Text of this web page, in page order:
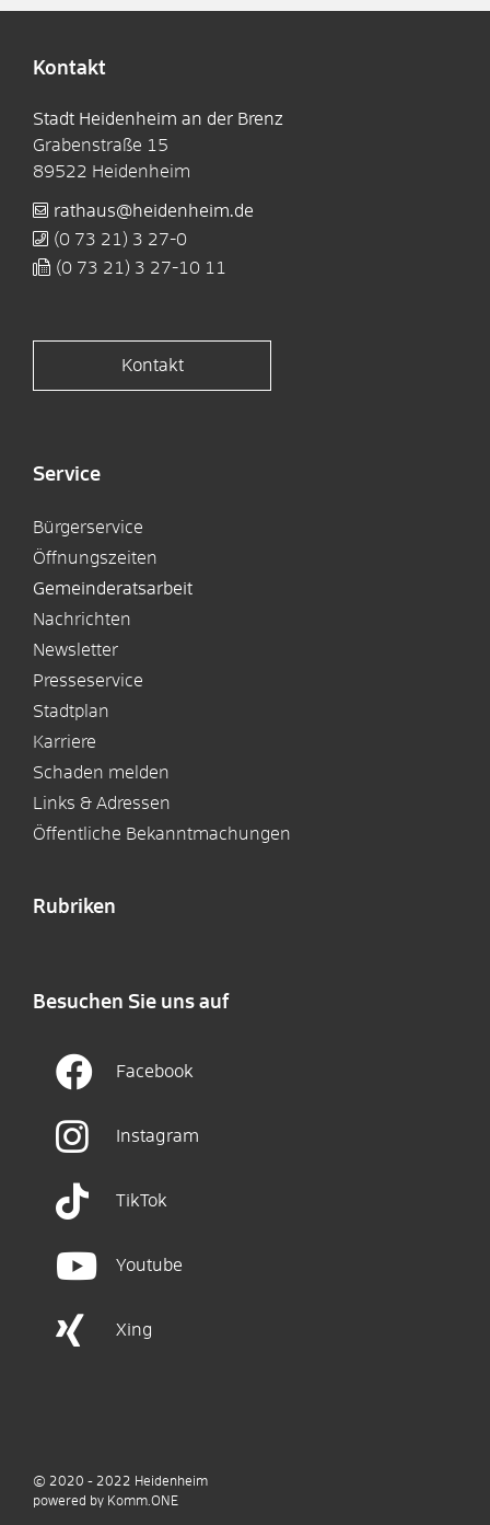
Kontakt
Stadt Heidenheim an der Brenz
Grabenstraße 15
89522 Heidenheim
rathaus@heidenheim.de
(0 73 21) 3 27-0
(0 73 21) 3 27-10 11
Kontakt
Service
Bürgerservice
Öffnungszeiten
Gemeinderatsarbeit
Nachrichten
Newsletter
Presseservice
Stadtplan
Karriere
Schaden melden
Links & Adressen
Öffentliche Bekanntmachungen
Rubriken
Besuchen Sie uns auf
Facebook
Instagram
TikTok
Youtube
Xing
© 2020 - 2022 Heidenheim
powered by Komm.ONE